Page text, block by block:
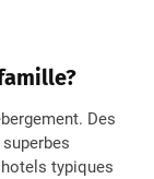
Des
typiques